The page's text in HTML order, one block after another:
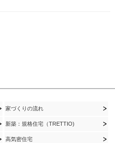
家づくりの流れ
新築：規格住宅（TRETTIO)
高気密住宅